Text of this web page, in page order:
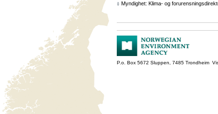
‡ Myndighet: Klima- og
P.o. Box 5672 Sluppen, 7485 Trondheim